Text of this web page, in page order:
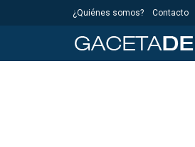
¿Quiénes somos? Contacto